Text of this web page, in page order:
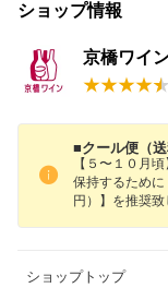
ショップ情報
京橋ワイ
【５〜１０月
保持するため
円）】を推奨
ショップトップ